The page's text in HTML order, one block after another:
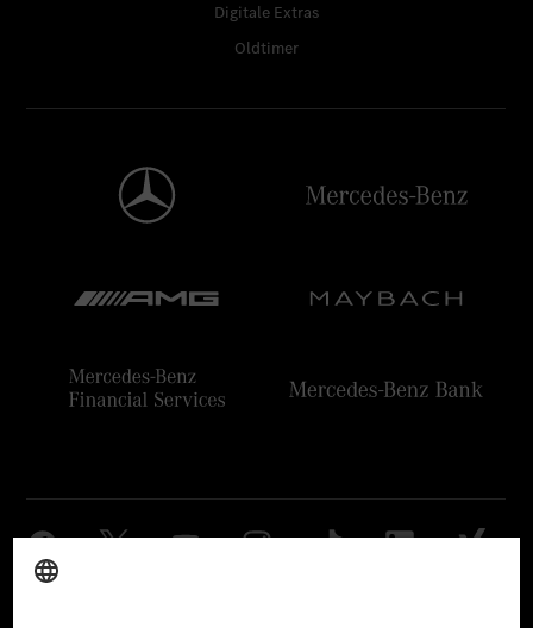
Digitale Extras
Oldtimer